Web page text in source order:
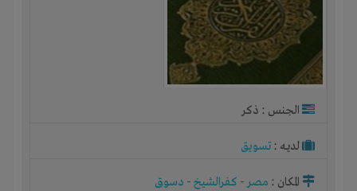
الجنس : ذكر
لديـه : تسويق
المكان : مصر- كفرالشيخ- دسوق